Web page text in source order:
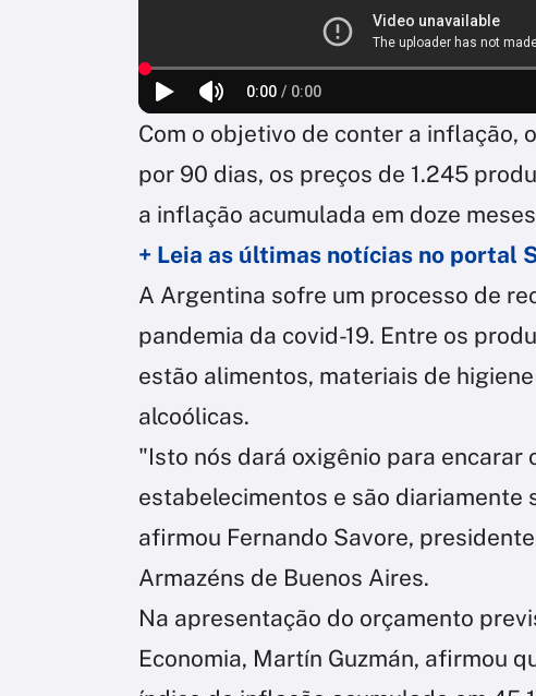
Com o objetivo de conter a inflação,
por 90 dias, os preços de 1.245
a inflação acumulada em doze
+ Leia as últimas notícias no portal
A Argentina sofre um processo de
pandemia da covid-19. Entre os
estão alimentos, materiais de
alcoólicas.
"Isto nós dará oxigênio para encarar
estabelecimentos e são
afirmou Fernando Savore,
Armazéns de Buenos Aires.
Na apresentação do orçamento
Economia, Martín Guzmán, afirmou